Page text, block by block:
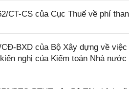
CT-CS của Cục Thuế về phí
CĐ-BXD của Bộ Xây dựng về
nghị của Kiểm toán Nhà nước